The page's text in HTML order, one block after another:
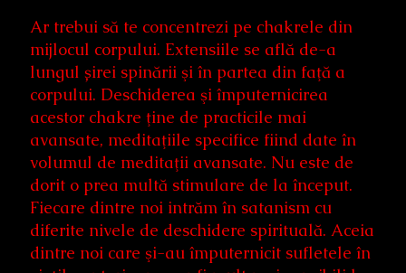
Ar trebui să te concentrezi pe chakrele din
mijlocul corpului. Extensiile se află de-a
lungul șirei spinării şi în partea din faţă a
corpului. Deschiderea şi împuternicirea
acestor chakre ţine de practicile mai
avansate, meditaţiile specifice fiind date în
volumul de meditaţii avansate. Nu este de
dorit o prea multă stimulare de la început.
Fiecare dintre noi intrăm în satanism cu
diferite nivele de deschidere spirituală. Aceia
dintre noi care şi-au împuternicit sufletele în